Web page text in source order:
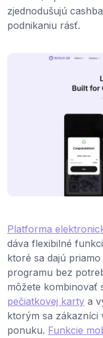
zjednodušujú
podnikaniu rásť.
Platforma
dáva flexibilné
ktoré sa dajú
programu bez
môžete kombinovať
pečiatkovej karty a
ktorým sa zákazníci
ponuku. Funkcie